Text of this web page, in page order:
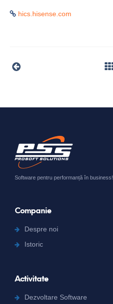
hics.hisense.com
Software pentru performanță în business!
Companie
Despre noi
Istoric
Activitate
Dezvoltare Software